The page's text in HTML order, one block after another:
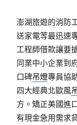
澎湖旅遊的消防
送家電等最迅速
工程師借款讓要
同業中小企業到
口碑吊燈專員協
四大經典北歐風
方。矯正美國進
有現金急用需求